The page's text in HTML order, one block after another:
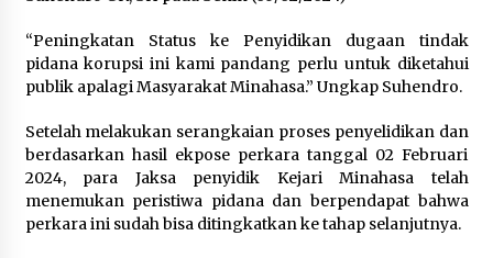
“Peningkatan Status ke Penyidikan dugaan tindak
pidana korupsi ini kami pandang perlu untuk diketahui
publik apalagi Masyarakat Minahasa.” Ungkap Suhendro.
Setelah melakukan serangkaian proses penyelidikan dan
berdasarkan hasil ekpose perkara tanggal 02 Februari
2024, para Jaksa penyidik Kejari Minahasa telah
menemukan peristiwa pidana dan berpendapat bahwa
perkara ini sudah bisa ditingkatkan ke tahap selanjutnya.